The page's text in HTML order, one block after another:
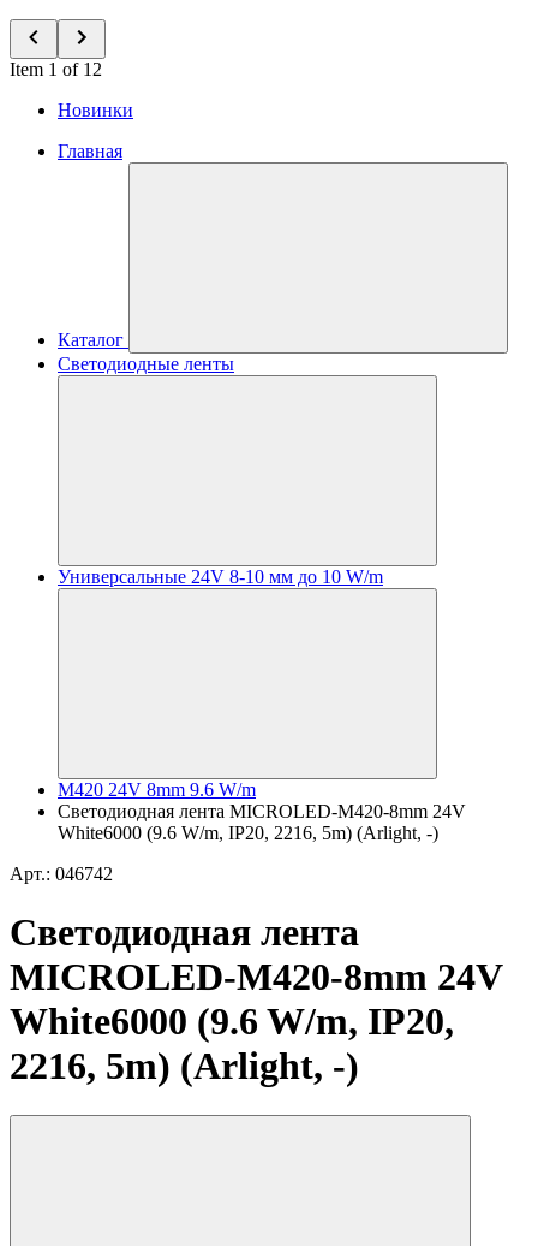
Item 1 of 12
Новинки
Главная
Каталог
Светодиодные ленты
Универсальные 24V 8-10 мм до 10 W/m
M420 24V 8mm 9.6 W/m
Светодиодная лента MICROLED-M420-8mm 24V
White6000 (9.6 W/m, IP20, 2216, 5m) (Arlight, -)
Арт.: 046742
Светодиодная лента
MICROLED-M420-8mm 24V
White6000 (9.6 W/m, IP20,
2216, 5m) (Arlight, -)